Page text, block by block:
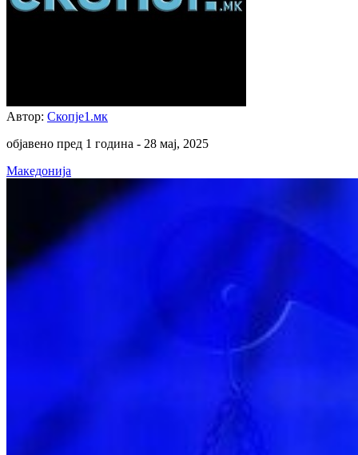
Автор: Скопје1.мк
објавено пред 1 година - 28 мај, 2025
Македонија